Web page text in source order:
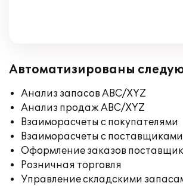
Автоматизированы
Анализ запасов ABC/XYZ
Анализ продаж ABC/XYZ
Взаиморасчеты с покупателями
Взаиморасчеты с поставщиками
Оформление заказов
Розничная торговля
Управление складскими